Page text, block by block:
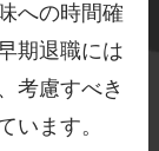
への時間確
期退職には
考慮すべき
います。